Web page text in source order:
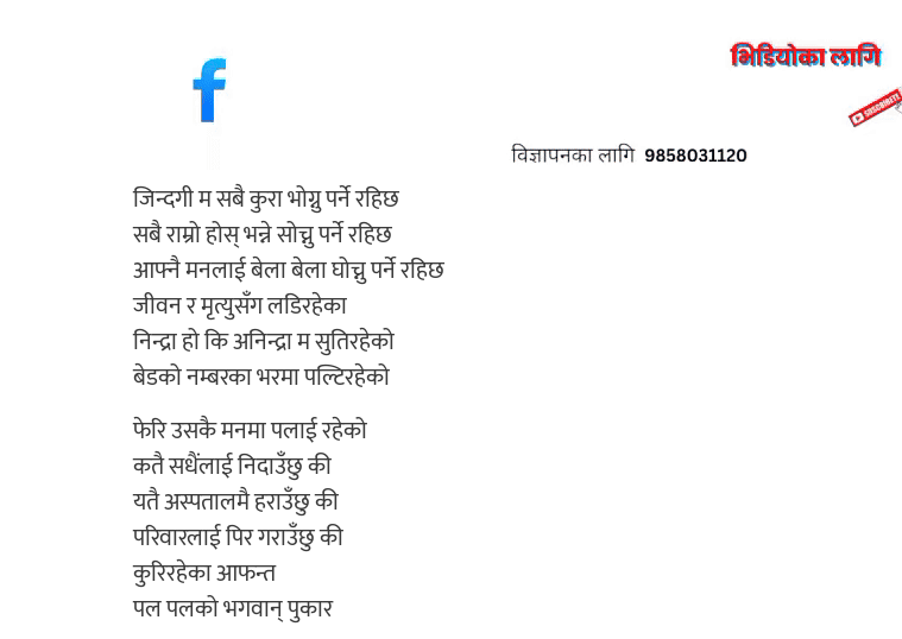
जिन्दगी म सबै कुरा भोग्नु पर्ने रहिछ
सबै राम्रो होस् भन्ने सोच्नु पर्ने रहिछ
आफ्नै मनलाई बेला बेला घोच्नु पर्ने रहिछ
जीवन र मृत्युसँग लडिरहेका
निन्द्रा हो कि अनिन्द्रा म सुतिरहेको
बेडको नम्बरका भरमा पल्टिरहेको
फेरि उसकै मनमा पलाई रहेको
कतै सधैंलाई निदाउँछु की
यतै अस्पतालमै हराउँछु की
परिवारलाई पिर गराउँछु की
कुरिरहेका आफन्त
पल पलको भगवान् पुकार